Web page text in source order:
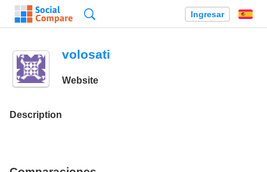
Ingresar
volosati
Website
Description